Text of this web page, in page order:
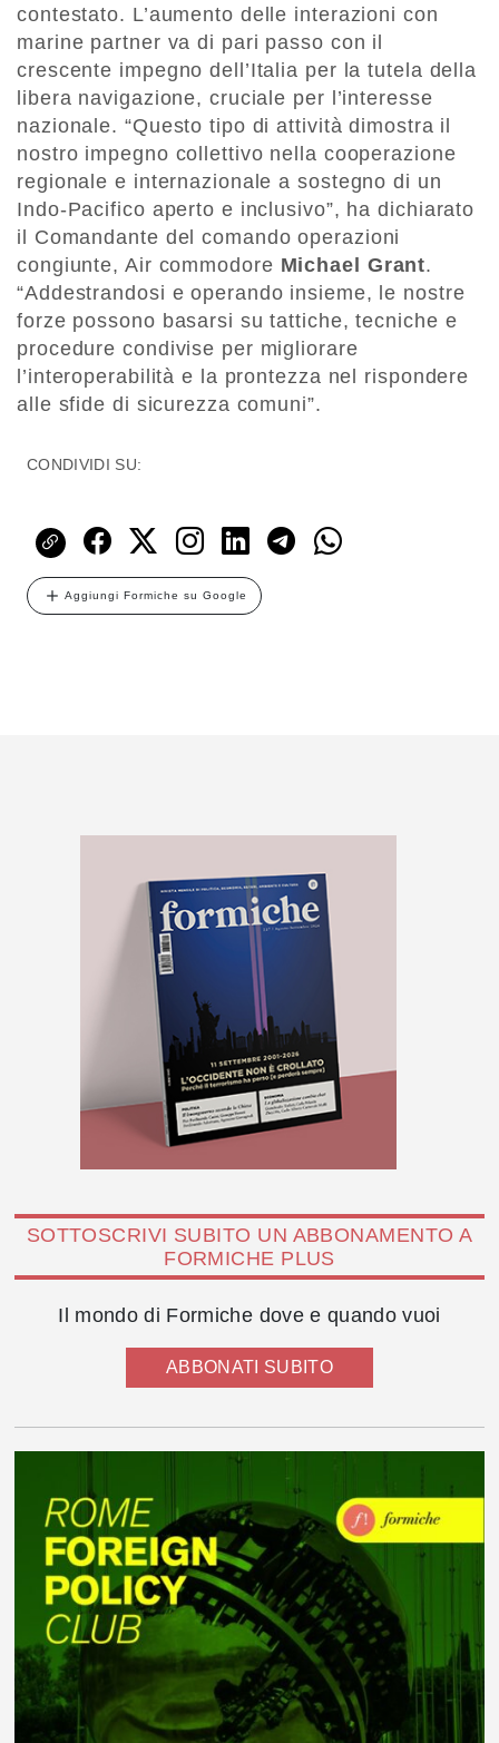
contestato. L’aumento delle interazioni con
marine partner va di pari passo con il
crescente impegno dell’Italia per la tutela della
libera navigazione, cruciale per l’interesse
nazionale. “Questo tipo di attività dimostra il
nostro impegno collettivo nella cooperazione
regionale e internazionale a sostegno di un
Indo-Pacifico aperto e inclusivo”, ha dichiarato
il Comandante del comando operazioni
congiunte, Air commodore Michael Grant.
“Addestrandosi e operando insieme, le nostre
forze possono basarsi su tattiche, tecniche e
procedure condivise per migliorare
l’interoperabilità e la prontezza nel rispondere
alle sfide di sicurezza comuni”.
CONDIVIDI SU:
Aggiungi Formiche su Google
SOTTOSCRIVI SUBITO UN ABBONAMENTO A
FORMICHE PLUS
Il mondo di Formiche dove e quando vuoi
ABBONATI SUBITO